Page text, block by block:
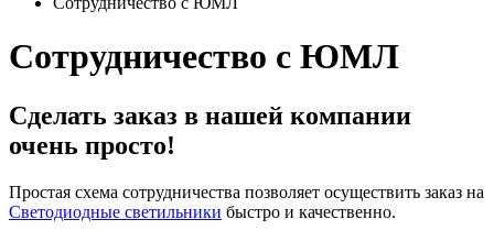
Cотрудничество с ЮМЛ
Сделать заказ в нашей компании
очень просто!
Простая схема сотрудничества позволяет осуществить заказ на
Светодиодные светильники быстро и качественно.